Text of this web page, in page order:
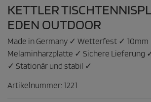
KETTLER
EDEN OUTDOOR
Made in Germany ✓ Wetterfest ✓ 10mm
Melaminharzplatte ✓ Sichere Lieferung
✓ Stationär und stabil ✓
Artikelnummer: 1221